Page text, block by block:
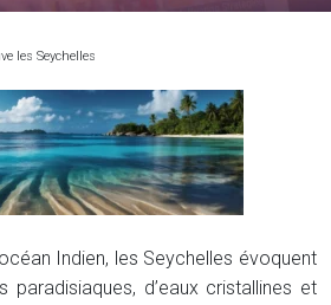
les Seychelles
Indien, les Seychelles évoquent
paradisiaques, d’eaux cristallines et